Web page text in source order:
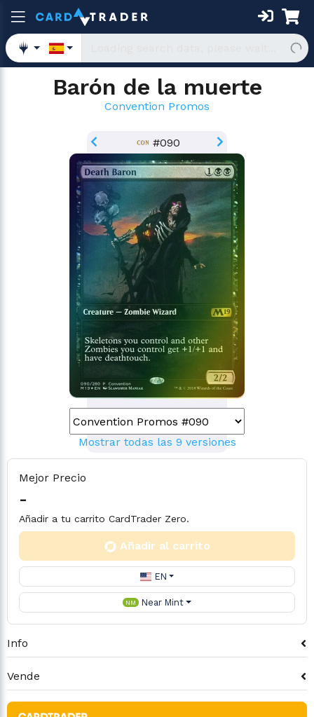
Barón de la muerte
Convention Promos
#090
Mostrar todas las 9 versiones
Mejor Precio
-
Añadir a tu carrito CardTrader Zero.
Añadir al carrito
EN
NM Near Mint
Info
Vende